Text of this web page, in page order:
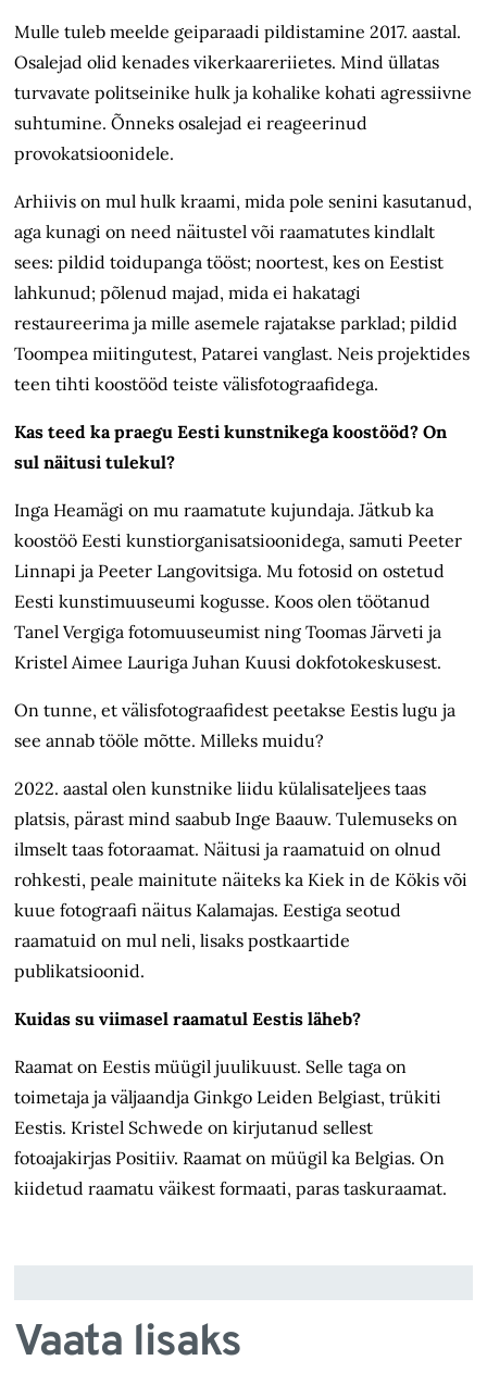
Mulle tuleb meelde geiparaadi pildistamine 2017. aastal.
Osalejad olid kenades vikerkaareriietes. Mind üllatas
turvavate politseinike hulk ja kohalike kohati agressiivne
suhtumine. Õnneks osalejad ei reageerinud
provokatsioonidele.
Arhiivis on mul hulk kraami, mida pole senini kasutanud,
aga kunagi on need näitustel või raamatutes kindlalt
sees: pildid toidupanga tööst; noortest, kes on Eestist
lahkunud; põlenud majad, mida ei hakatagi
restaureerima ja mille asemele rajatakse parklad; pildid
Toompea miitingutest, Patarei vanglast. Neis projektides
teen tihti koostööd teiste välisfotograafidega.
Kas teed ka praegu Eesti kunstnikega koostööd? On
sul näitusi tulekul?
Inga Heamägi on mu raamatute kujundaja. Jätkub ka
koostöö Eesti kunstiorganisatsioonidega, samuti Peeter
Linnapi ja Peeter Langovitsiga. Mu fotosid on ostetud
Eesti kunstimuuseumi kogusse. Koos olen töötanud
Tanel Vergiga fotomuuseumist ning Toomas Järveti ja
Kristel Aimee Lauriga Juhan Kuusi dokfotokeskusest.
On tunne, et välisfotograafidest peetakse Eestis lugu ja
see annab tööle mõtte. Milleks muidu?
2022. aastal olen kunstnike liidu külalisateljees taas
platsis, pärast mind saabub Inge Baauw. Tulemuseks on
ilmselt taas fotoraamat. Näitusi ja raamatuid on olnud
rohkesti, peale mainitute näiteks ka Kiek in de Kökis või
kuue fotograafi näitus Kalamajas. Eestiga seotud
raamatuid on mul neli, lisaks postkaartide
publikatsioonid.
Kuidas su viimasel raamatul Eestis läheb?
Raamat on Eestis müügil juulikuust. Selle taga on
toimetaja ja väljaandja Ginkgo Leiden Belgiast, trükiti
Eestis. Kristel Schwede on kirjutanud sellest
fotoajakirjas Positiiv. Raamat on müügil ka Belgias. On
kiidetud raamatu väikest formaati, paras taskuraamat.
Vaata lisaks